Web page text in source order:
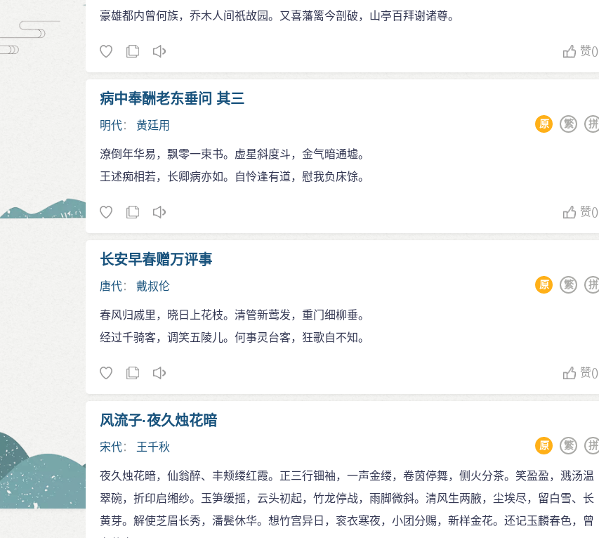
豪雄都内曾何族，乔木人间祇故园。又喜藩篱今剖破，山亭百拜谢诸尊。
赞()
病中奉酬老东垂问 其三
明代： 黄廷用 拼
繁
原
潦倒年华易，飘零一束书。虚星斜度斗，金气暗通墟。
王述痴相若，长卿病亦如。自怜逢有道，慰我负床馀。
赞()
长安早春赠万评事
唐代： 戴叔伦 拼
繁
原
春风归戚里，晓日上花枝。清管新莺发，重门细柳垂。
经过千骑客，调笑五陵儿。何事灵台客，狂歌自不知。
赞()
风流子·夜久烛花暗
宋代： 王千秋 拼
繁
原
夜久烛花暗，仙翁醉、丰颊缕红霞。正三行钿袖，一声金缕，卷茵停舞，侧火分茶。笑盈盈，溅汤温
翠碗，折印启缃纱。玉笋缓摇，云头初起，竹龙停战，雨脚微斜。清风生两腋，尘埃尽，留白雪、长
黄芽。解使芝眉长秀，潘鬓休华。想竹宫异日，衮衣寒夜，小团分赐，新样金花。还记玉麟春色，曾